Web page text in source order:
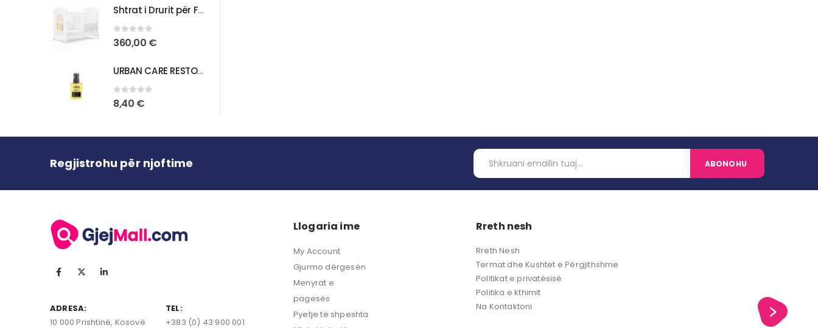
Shtrat i Drurit për Foshnja – Komoditet dhe Praktikë për Fëmijën Tuaj
0 out of 5
360,00 €
URBAN CARE RESTORE REPAIR BONDING OIL ANTI DAMAGE HAIR CARE OIL
0 out of 5
8,40 €
Regjistrohu për njoftime
ADRESA:
10 000 Prishtinë, Kosovë
TEL:
+383 (0) 43 900 001
Llogaria ime
My Account
Gjurmo dërgesën
Menyrat e
pagesës
Pyetje të shpeshta
Rreth nesh
Rreth Nesh
Termat dhe Kushtet e Përgjithshme
Politikat e privatësisë
Politika e kthimit
Na Kontaktoni